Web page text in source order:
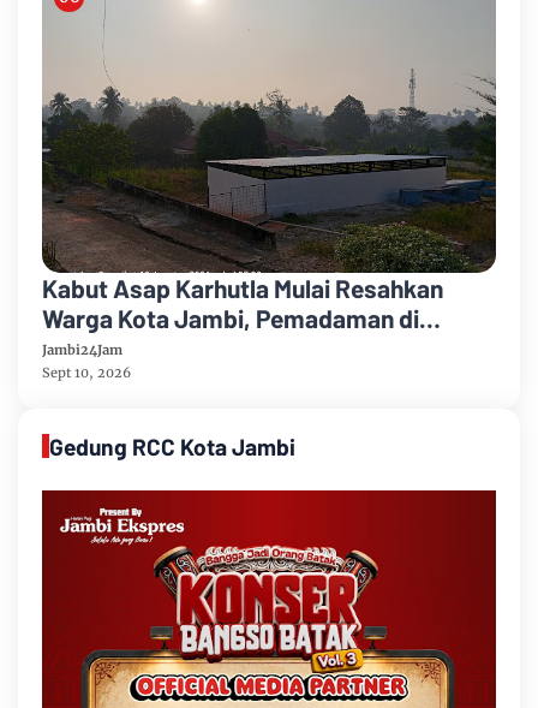
Kabut Asap Karhutla Mulai Resahkan
Warga Kota Jambi, Pemadaman di
Sungai Gelam Terus Dikebut
Jambi24Jam
Sept 10, 2026
Gedung RCC Kota Jambi